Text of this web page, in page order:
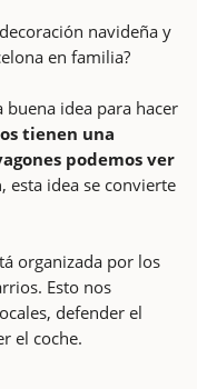
navideña y
en familia?
idea para hacer
tienen una
podemos ver
, esta idea se convierte
organizada por los
Esto nos
defender el
el coche.